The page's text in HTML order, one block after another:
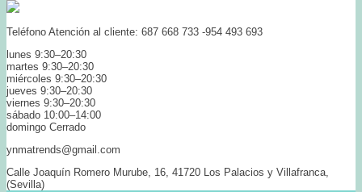
Teléfono Atención al cliente: 687 668 733 -954 493 693
lunes 9:30–20:30
martes 9:30–20:30
miércoles 9:30–20:30
jueves 9:30–20:30
viernes 9:30–20:30
sábado 10:00–14:00
domingo Cerrado
ynmatrends@gmail.com
Calle Joaquín Romero Murube, 16, 41720 Los Palacios y Villafranca,
(Sevilla)